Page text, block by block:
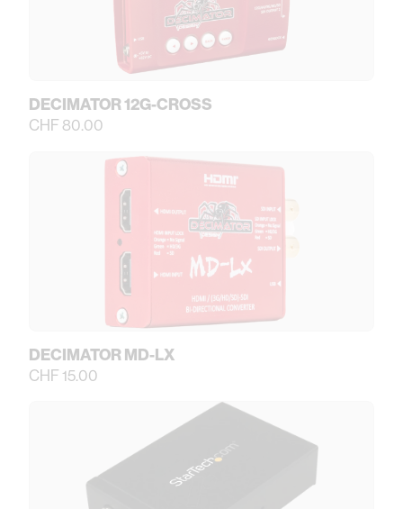
DECIMATOR 12G-CROSS
CHF 80.00
DECIMATOR MD-LX
CHF 15.00